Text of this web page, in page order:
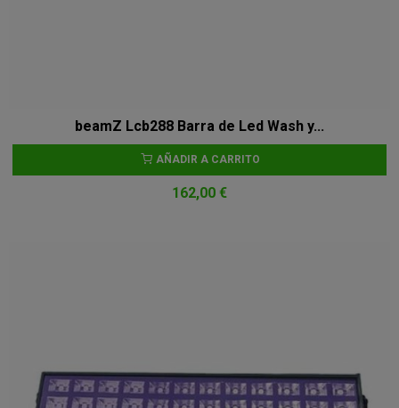
beamZ Lcb288 Barra de Led Wash y...
AÑADIR A CARRITO
162,00 €